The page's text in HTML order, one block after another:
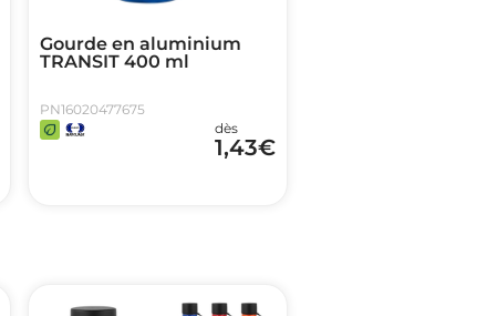
Gourde en aluminium
TRANSIT 400 ml
PN16020477675
dès
1,43€